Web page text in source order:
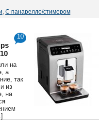
С панарелло/стимером
10
на
а
так
из
на